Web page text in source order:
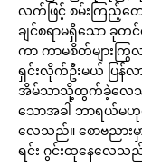
လက်ဖြင့် စမ်းကြည့်တ
ချင်စရာမရှိသော ခုတ
ကာ ကာမစိတ်များကြွ
ရှင်းလိုက်ဦးမယ် ပြန်
အိမ်သာသို့ထွက်ခဲ့လေသည်
သောအခါ ဘာရယ်မ
လေသည်။ စောဗညား
ရင်း ဂွင်းထုနေလေသ